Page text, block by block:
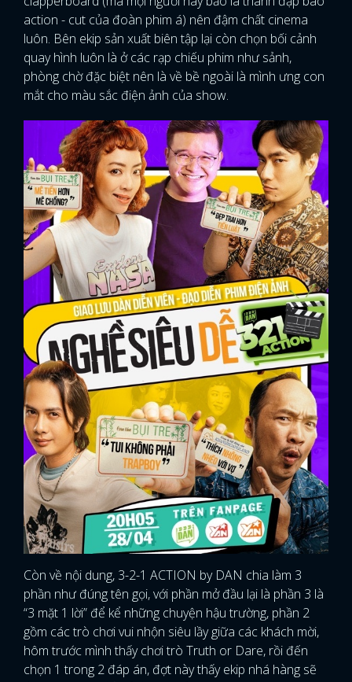
action - cut của đoàn phim á) nên đậm chất cinema
luôn. Bên ekip sản xuất biên tập lại còn chọn bối cảnh
quay hình luôn là ở các rạp chiếu phim như sảnh,
phòng chờ đặc biệt nên là về bề ngoài là mình ưng con
mắt cho màu sắc điện ảnh của show.
Còn về nội dung, 3-2-1 ACTION by DAN chia làm 3
phần như đúng tên gọi, với phần mở đầu lại là phần 3 là
“3 mặt 1 lời” để kể những chuyện hậu trường, phần 2
gồm các trò chơi vui nhộn siêu lầy giữa các khách mời,
hôm trước mình thấy chơi trò Truth or Dare, rồi đến
chọn 1 trong 2 đáp án, đợt này thấy ekip nhá hàng sẽ